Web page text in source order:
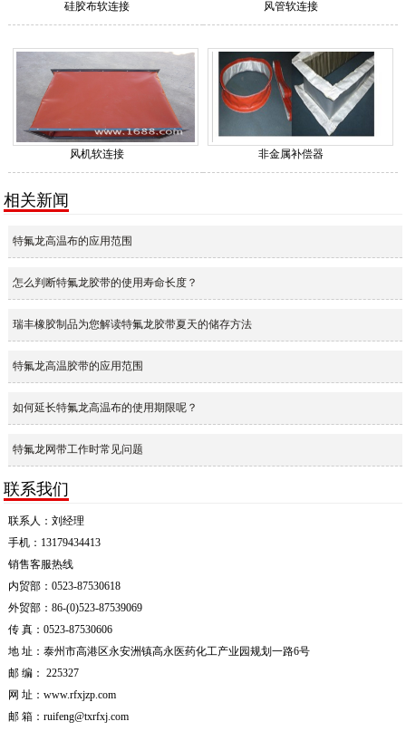
硅胶布软连接 风管软连接
风机软连接 非金属补偿器
相关新闻
特氟龙高温布的应用范围
怎么判断特氟龙胶带的使用寿命长度？
瑞丰橡胶制品为您解读特氟龙胶带夏天的储存方法
特氟龙高温胶带的应用范围
如何延长特氟龙高温布的使用期限呢？
特氟龙网带工作时常见问题
联系我们
联系人：刘经理
手机：13179434413
销售客服热线
内贸部：0523-87530618
外贸部：86-(0)523-87539069
传 真：0523-87530606
地 址：泰州市高港区永安洲镇高永医药化工产业园规划一路6号
邮 编： 225327
网 址：www.rfxjzp.com
邮 箱：ruifeng@txrfxj.com